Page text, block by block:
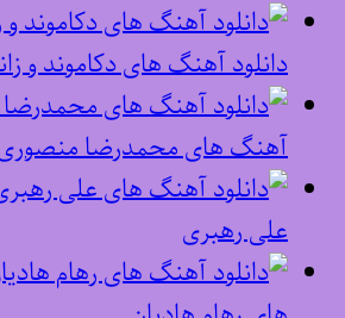
دانلود آهنگ های دکاموند و
آهنگ های محمدرضا
علی رهبری